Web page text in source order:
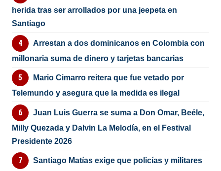
herida tras ser arrollados por una jeepeta en
Santiago
Arrestan a dos dominicanos en Colombia con
millonaria suma de dinero y tarjetas bancarias
Mario Cimarro reitera que fue vetado por
Telemundo y asegura que la medida es ilegal
Juan Luis Guerra se suma a Don Omar, Beéle,
Milly Quezada y Dalvin La Melodía, en el Festival
Presidente 2026
Santiago Matías exige que policías y militares